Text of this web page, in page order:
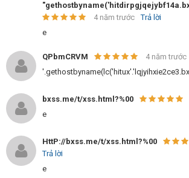
4 năm trước
Trả lời
e
QPbmCRVM 4 năm trước
bxss.me/t/xss.html?%00
e
HttP://bxss.me/t/xss.html?%00
Trả lời
e